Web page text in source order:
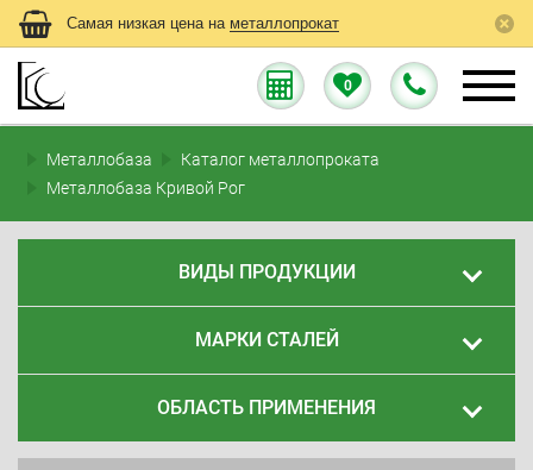
Самая низкая цена на металлопрокат
0
Металлобаза
Каталог металлопроката
Металлобаза Кривой Рог
ВИДЫ ПРОДУКЦИИ
МАРКИ СТАЛЕЙ
ОБЛАСТЬ ПРИМЕНЕНИЯ